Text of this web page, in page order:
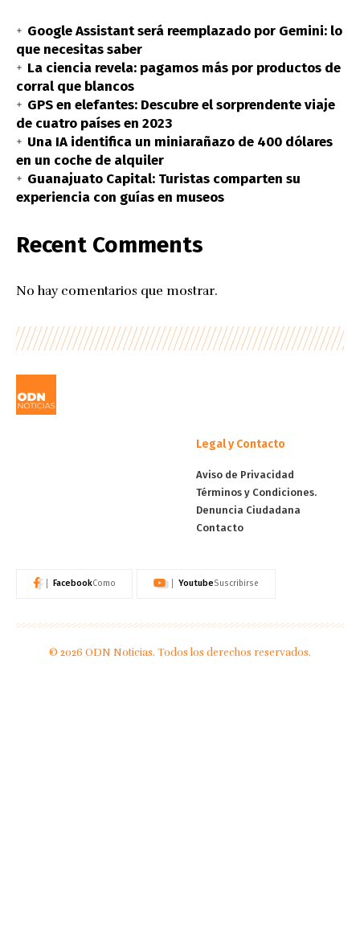
Google Assistant será reemplazado por Gemini: lo
que necesitas saber
La ciencia revela: pagamos más por productos de
corral que blancos
GPS en elefantes: Descubre el sorprendente viaje
de cuatro países en 2023
Una IA identifica un miniarañazo de 400 dólares
en un coche de alquiler
Guanajuato Capital: Turistas comparten su
experiencia con guías en museos
Recent Comments
No hay comentarios que mostrar.
Legal y Contacto
Aviso de Privacidad
Términos y Condiciones.
Denuncia Ciudadana
Contacto
FacebookComo YoutubeSuscribirse
© 2026 ODN Noticias. Todos los derechos reservados.